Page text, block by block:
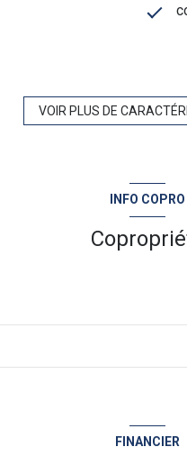
VOIR PLUS DE
INFO COPRO
FINANCIER